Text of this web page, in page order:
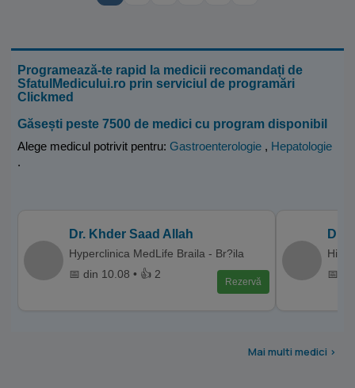
Programează-te rapid la medicii recomandați de
SfatulMedicului.ro prin serviciul de programări
Clickmed
Găsești peste 7500 de medici cu program disponibil
Alege medicul potrivit pentru: Gastroenterologie , Hepatologie
.
Dr. Khder Saad Allah
Hyperclinica MedLife Braila - Br?ila
📅 din 10.08 • 👍 2
Rezervă
Dr.
📅
Mai multi medici >